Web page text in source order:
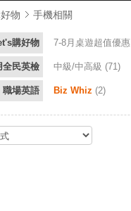
物 手機相關
購好物 7-8月桌遊超值優惠
全民英檢 中級/中高級 (71)
職場英語 Biz Whiz (2)